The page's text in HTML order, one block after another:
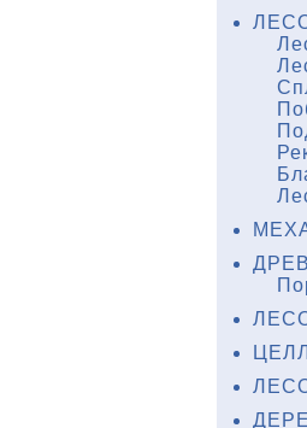
г.
Б.Р.
/ А.С.
: Наука,